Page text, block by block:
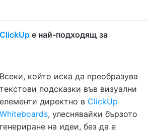
ClickUp е най-подходящ за
Всеки, който иска да преобразува
текстови подсказки във визуални
елементи директно в ClickUp
Whiteboards, улеснявайки бързото
генериране на идеи, без да е